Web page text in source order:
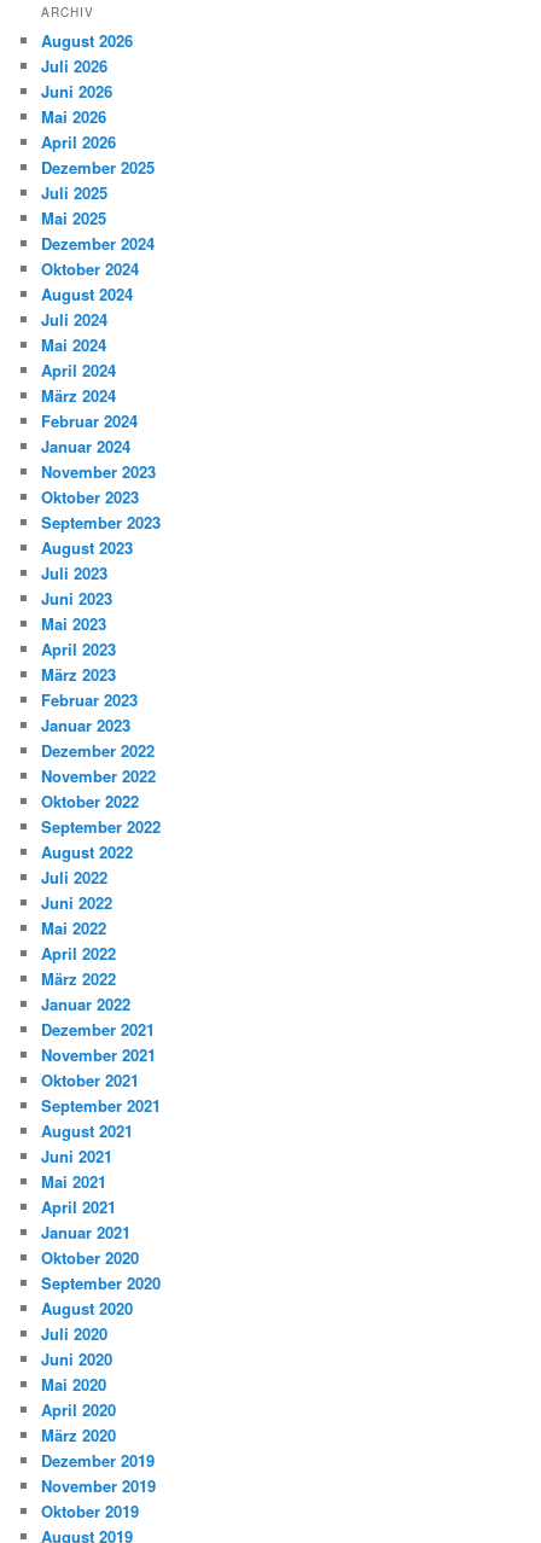
ARCHIV
August 2026
Juli 2026
Juni 2026
Mai 2026
April 2026
Dezember 2025
Juli 2025
Mai 2025
Dezember 2024
Oktober 2024
August 2024
Juli 2024
Mai 2024
April 2024
März 2024
Februar 2024
Januar 2024
November 2023
Oktober 2023
September 2023
August 2023
Juli 2023
Juni 2023
Mai 2023
April 2023
März 2023
Februar 2023
Januar 2023
Dezember 2022
November 2022
Oktober 2022
September 2022
August 2022
Juli 2022
Juni 2022
Mai 2022
April 2022
März 2022
Januar 2022
Dezember 2021
November 2021
Oktober 2021
September 2021
August 2021
Juni 2021
Mai 2021
April 2021
Januar 2021
Oktober 2020
September 2020
August 2020
Juli 2020
Juni 2020
Mai 2020
April 2020
März 2020
Dezember 2019
November 2019
Oktober 2019
August 2019